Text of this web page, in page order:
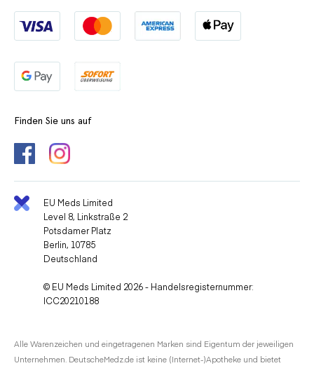
Finden Sie uns auf
EU Meds Limited
Level 8, Linkstraße 2
Potsdamer Platz
Berlin, 10785
Deutschland
© EU Meds Limited 2026 - Handelsregisternummer:
ICC20210188
Alle Warenzeichen und eingetragenen Marken sind Eigentum der jeweiligen
Unternehmen. DeutscheMedz.de ist keine (Internet-)Apotheke und bietet